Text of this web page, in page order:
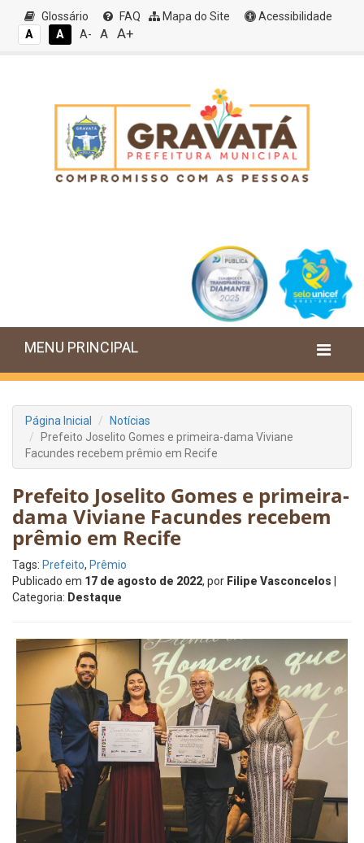
Glossário FAQ Mapa do Site
Acessibilidade
A
A A- A A+
MENU PRINCIPAL
Página Inicial
Notícias
Prefeito Joselito Gomes e primeira-dama Viviane
Facundes recebem prêmio em Recife
Prefeito Joselito Gomes e primeira-
dama Viviane Facundes recebem
prêmio em Recife
Tags: Prefeito, Prêmio
Publicado em 17 de agosto de 2022, por Filipe Vasconcelos
Categoria: Destaque